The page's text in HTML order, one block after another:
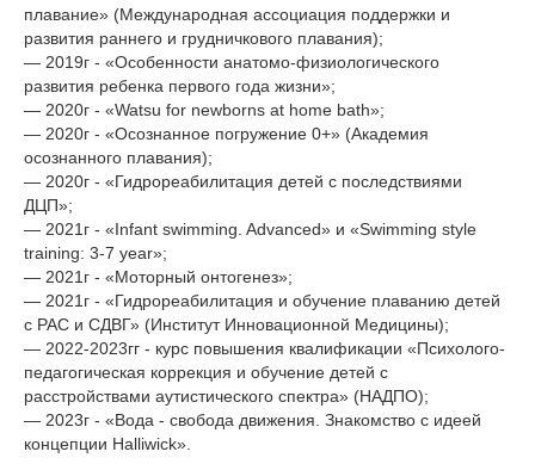
плавание» (Международная ассоциация поддержки и
развития раннего и грудничкового плавания);
— 2019г - «Особенности анатомо-физиологического
развития ребенка первого года жизни»;
— 2020г - «Watsu for newborns at home bath»;
— 2020г - «Осознанное погружение 0+» (Академия
осознанного плавания);
— 2020г - «Гидрореабилитация детей с последствиями
ДЦП»;
— 2021г - «Infant swimming. Advanced» и «Swimming style
training: 3-7 year»;
— 2021г - «Моторный онтогенез»;
— 2021г - «Гидрореабилитация и обучение плаванию детей
с РАС и СДВГ» (Институт Инновационной Медицины);
— 2022-2023гг - курс повышения квалификации «Психолого-
педагогическая коррекция и обучение детей с
расстройствами аутистического спектра» (НАДПО);
— 2023г - «Вода - свобода движения. Знакомство с идеей
концепции Halliwick».